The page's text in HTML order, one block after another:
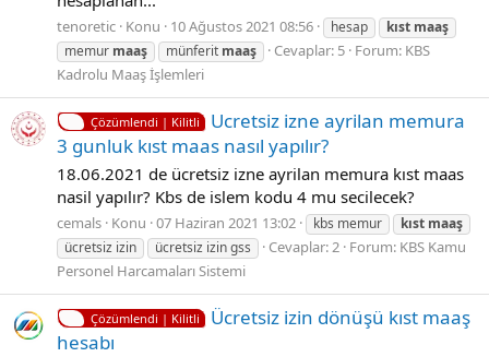
tenoretic Konu 10 Ağustos 2021 08:56 hesap kıst maaş
memur maaş münferit maaş Cevaplar: 5 Forum: KBS
Kadrolu Maaş İşlemleri
Çözümlendi | Kilitli
Ucretsiz izne ayrilan memura
3 gunluk kıst maas nasıl yapılır?
18.06.2021 de ücretsiz izne ayrilan memura kıst maas
nasil yapılır? Kbs de islem kodu 4 mu secilecek?
cemals Konu 07 Haziran 2021 13:02 kbs memur kıst maaş
ücretsiz izin
ücretsiz izin gss Cevaplar: 2 Forum: KBS Kamu
Personel Harcamaları Sistemi
Çözümlendi | Kilitli
Ücretsiz izin dönüşü kıst maaş
hesabı